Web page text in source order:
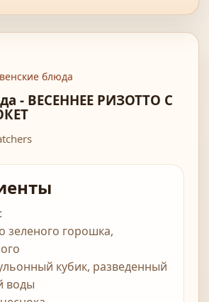
блюда
- ВЕСЕННЕЕ РИЗОТТО С
зеленого горошка,
кубик, разведенный
воды